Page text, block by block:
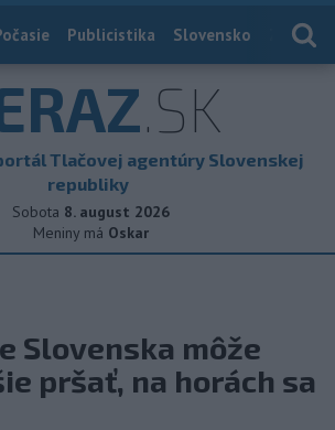
Publicistika Slovensko
.SK
Tlačovej agentúry Slovenskej
republiky
Sobota 8. august 2026
Meniny má Oskar
Slovenska môže
pršať, na horách sa